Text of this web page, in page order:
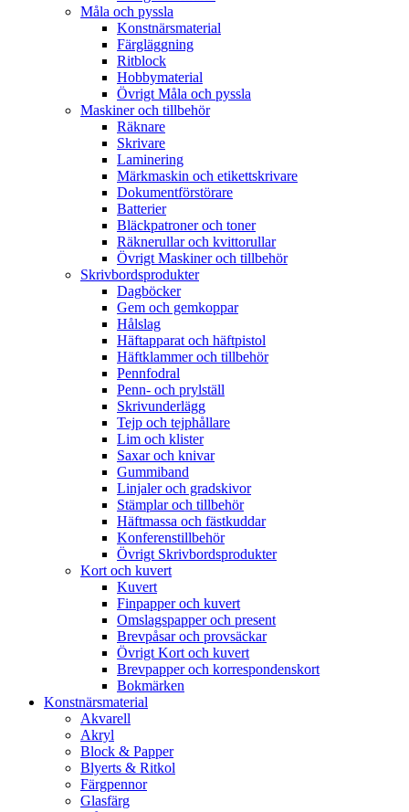
Måla och pyssla
Konstnärsmaterial
Färgläggning
Ritblock
Hobbymaterial
Övrigt Måla och pyssla
Maskiner och tillbehör
Räknare
Skrivare
Laminering
Märkmaskin och etikettskrivare
Dokumentförstörare
Batterier
Bläckpatroner och toner
Räknerullar och kvittorullar
Övrigt Maskiner och tillbehör
Skrivbordsprodukter
Dagböcker
Gem och gemkoppar
Hålslag
Häftapparat och häftpistol
Häftklammer och tillbehör
Pennfodral
Penn- och prylställ
Skrivunderlägg
Tejp och tejphållare
Lim och klister
Saxar och knivar
Gummiband
Linjaler och gradskivor
Stämplar och tillbehör
Häftmassa och fästkuddar
Konferenstillbehör
Övrigt Skrivbordsprodukter
Kort och kuvert
Kuvert
Finpapper och kuvert
Omslagspapper och present
Brevpåsar och provsäckar
Övrigt Kort och kuvert
Brevpapper och korrespondenskort
Bokmärken
Konstnärsmaterial
Akvarell
Akryl
Block & Papper
Blyerts & Ritkol
Färgpennor
Glasfärg